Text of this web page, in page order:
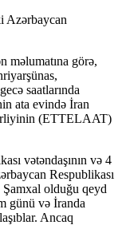
Azərbaycan
məlumatına görə,
saatlarında
ata evində İran
(ETTELAAT)
vətəndaşının və 4
Respublikası
Şamxal olduğu qeyd
günü və İranda
Ancaq